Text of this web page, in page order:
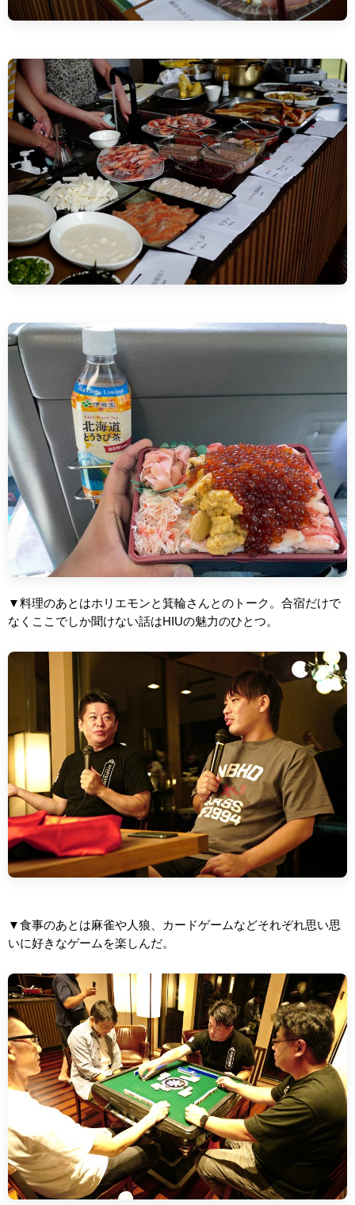
▼料理のあとはホリエモンと箕輪さんとのトーク。合宿だけで
なくここでしか聞けない話はHIUの魅力のひとつ。
▼食事のあとは麻雀や人狼、カードゲームなどそれぞれ思い思
いに好きなゲームを楽しんだ。